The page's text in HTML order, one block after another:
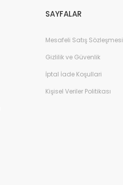
SAYFALAR
Mesafeli Satış Sözleşmesi
Gizlilik ve Güvenlik
İptal İade Koşullari
Kişisel Veriler Politikası